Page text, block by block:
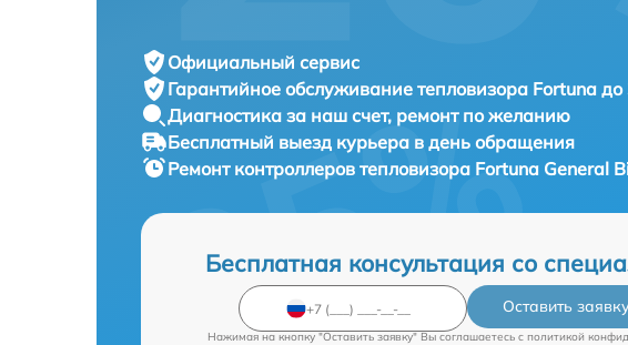
Официальный сервис
Гарантийное обслуживание тепловизора Fortuna до
Диагностика за наш счет, ремонт по желанию
Бесплатный выезд курьера в день обращения
Ремонт контроллеров тепловизора Fortuna General
Бесплатная консультация со
Оставить
Нажимая на кнопку "Оставить заявку" Вы соглашаетесь c политикой